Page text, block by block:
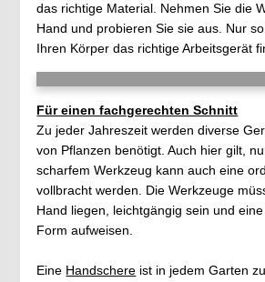
das richtige Material. Nehmen Sie die
Hand und probieren Sie sie aus. Nur
Ihren Körper das richtige Arbeitsgerät
Für einen fachgerechten Schnitt
Zu jeder Jahreszeit werden diverse
von Pflanzen benötigt. Auch hier gilt,
scharfem Werkzeug kann auch eine
vollbracht werden. Die Werkzeuge
Hand liegen, leichtgängig sein und
Form aufweisen.
Eine Handschere ist in jedem Garten